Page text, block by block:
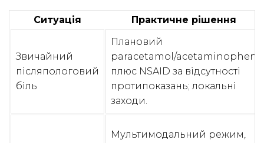
Ситуація Практичне рішення
Звичайний
післяпологовий
біль
Плановий
paracetamol/acetaminophen
плюс NSAID за відсутності
протипоказань; локальні
заходи.
Мультимодальний режим,